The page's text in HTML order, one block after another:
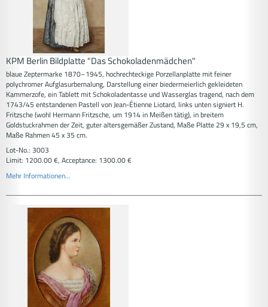
KPM Berlin Bildplatte "Das Schokoladenmädchen"
blaue Zeptermarke 1870–1945, hochrechteckige Porzellanplatte mit feiner
polychromer Aufglasurbemalung, Darstellung einer biedermeierlich gekleideten
Kammerzofe, ein Tablett mit Schokoladentasse und Wasserglas tragend, nach dem
1743/45 entstandenen Pastell von Jean-Étienne Liotard, links unten signiert H.
Fritzsche (wohl Hermann Fritzsche, um 1914 in Meißen tätig), in breitem
Goldstuckrahmen der Zeit, guter altersgemäßer Zustand, Maße Platte 29 x 19,5 cm,
Maße Rahmen 45 x 35 cm.
Lot-No.: 3003
Limit: 1200.00 €, Acceptance: 1300.00 €
Mehr Informationen...